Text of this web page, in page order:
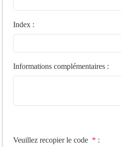
Index :
Informations complémentaires :
Veuillez recopier le code * :